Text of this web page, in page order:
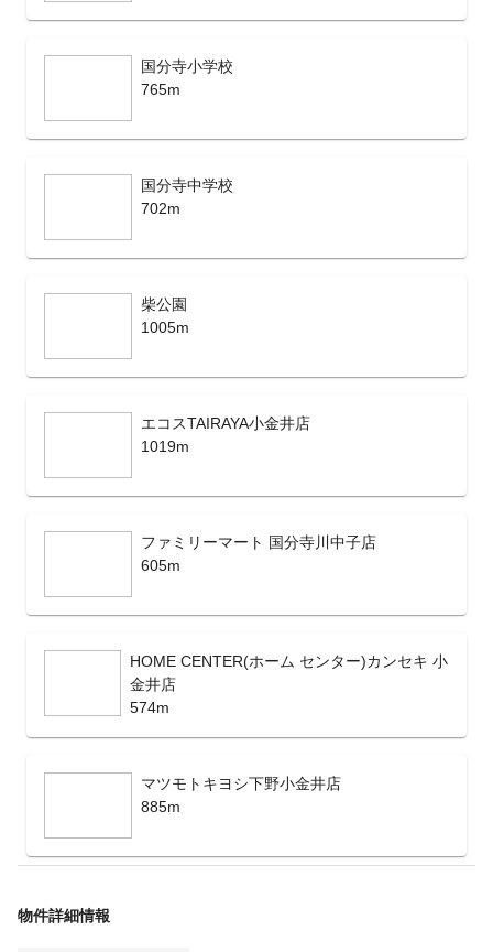
国分寺小学校
765m
国分寺中学校
702m
柴公園
1005m
エコスTAIRAYA小金井店
1019m
ファミリーマート 国分寺川中子店
605m
HOME CENTER(ホーム センター)カンセキ 小
金井店
574m
マツモトキヨシ下野小金井店
885m
物件詳細情報